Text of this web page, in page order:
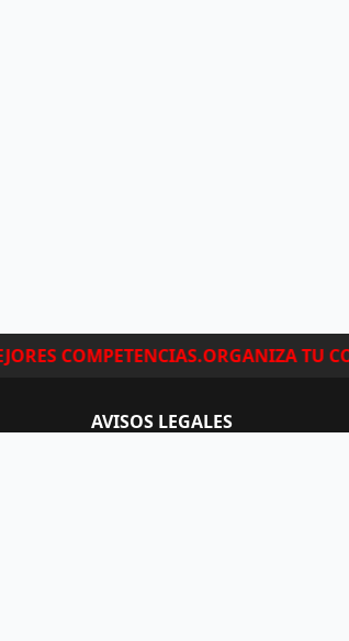
COMPETENCIAS.ORGANIZA TU
AVISOS LEGALES